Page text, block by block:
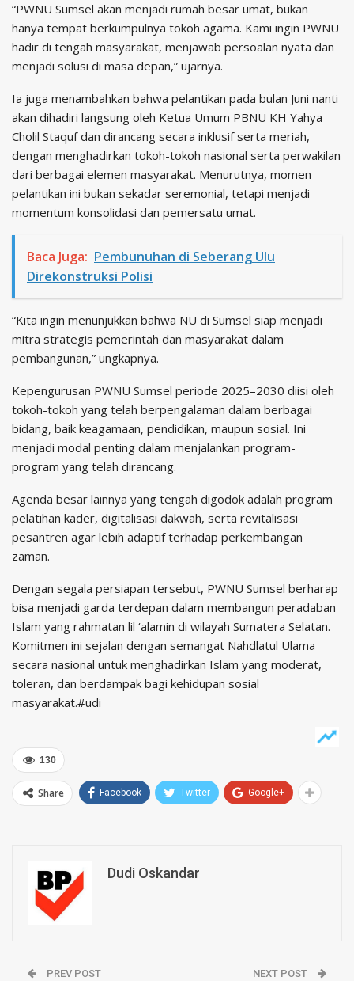
“PWNU Sumsel akan menjadi rumah besar umat, bukan
hanya tempat berkumpulnya tokoh agama. Kami ingin PWNU
hadir di tengah masyarakat, menjawab persoalan nyata dan
menjadi solusi di masa depan,” ujarnya.
Ia juga menambahkan bahwa pelantikan pada bulan Juni nanti
akan dihadiri langsung oleh Ketua Umum PBNU KH Yahya
Cholil Staquf dan dirancang secara inklusif serta meriah,
dengan menghadirkan tokoh-tokoh nasional serta perwakilan
dari berbagai elemen masyarakat. Menurutnya, momen
pelantikan ini bukan sekadar seremonial, tetapi menjadi
momentum konsolidasi dan pemersatu umat.
Baca Juga: Pembunuhan di Seberang Ulu
Direkonstruksi Polisi
“Kita ingin menunjukkan bahwa NU di Sumsel siap menjadi
mitra strategis pemerintah dan masyarakat dalam
pembangunan,” ungkapnya.
Kepengurusan PWNU Sumsel periode 2025–2030 diisi oleh
tokoh-tokoh yang telah berpengalaman dalam berbagai
bidang, baik keagamaan, pendidikan, maupun sosial. Ini
menjadi modal penting dalam menjalankan program-
program yang telah dirancang.
Agenda besar lainnya yang tengah digodok adalah program
pelatihan kader, digitalisasi dakwah, serta revitalisasi
pesantren agar lebih adaptif terhadap perkembangan
zaman.
Dengan segala persiapan tersebut, PWNU Sumsel berharap
bisa menjadi garda terdepan dalam membangun peradaban
Islam yang rahmatan lil ‘alamin di wilayah Sumatera Selatan.
Komitmen ini sejalan dengan semangat Nahdlatul Ulama
secara nasional untuk menghadirkan Islam yang moderat,
toleran, dan berdampak bagi kehidupan sosial
masyarakat.#udi
130
Share Facebook Twitter Google+
Dudi Oskandar
PREV POST NEXT POST